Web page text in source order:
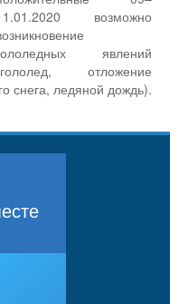
возможно
явлений
отложение
снега, ледяной дождь).